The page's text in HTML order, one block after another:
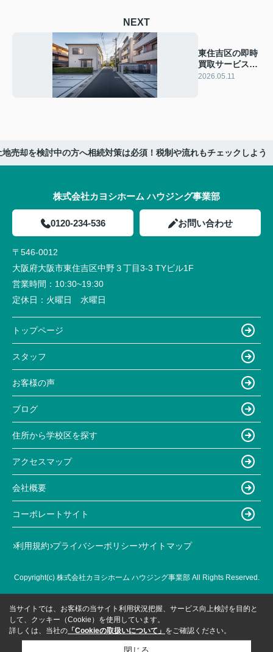
NEXT
東住吉区の即時
買取サービスと
は？不動産売却
2026.05.11
売却を検討中の方へ相続対策は必須！税制や流れもチェックしよう
株式会社カヨシホーム ハウジング事業部
0120-234-536 お問い合わせ
〒546-0012
大阪府大阪市東住吉区中野３丁目3-3 TYビル1F
営業時間： 10:30~19:30
定休日： 火曜日 水曜日
トップページ
スタッフ
お客様の声
ブログ
住所から学校区を探す
アクセスマップ
会社概要
コーポレートサイト
利用規約 プライバシーポリシー サイトマップ
Copyright(c) 株式会社カヨシホーム ハウジング事業部 All Rights Reserved.
当サイトでは、お客様の当サイト利用状況把握、サービス向上検討を目的と
して、クッキー（Cookie）を使用しています。
詳しくは、当社の 「Cookieの取扱いについて」 をご確認ください。
閉じる